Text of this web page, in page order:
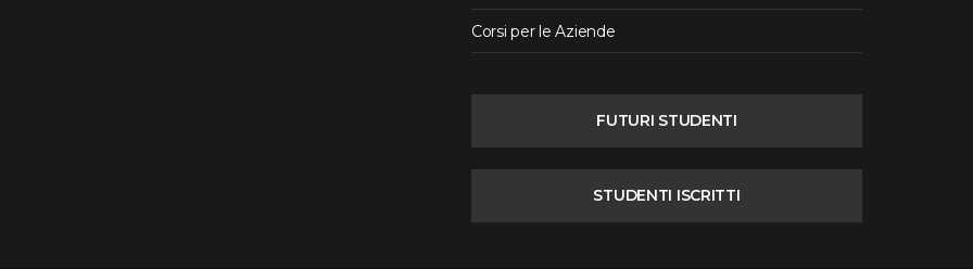
Corsi per le Aziende
FUTURI STUDENTI
STUDENTI ISCRITTI